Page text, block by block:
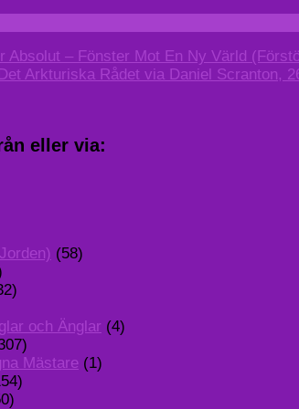
Absolut – Fönster Mot En Ny Värld
Det Arkturiska Rådet via Daniel Scranton,
eller via:
(58)
och Änglar (4)
Mästare (1)